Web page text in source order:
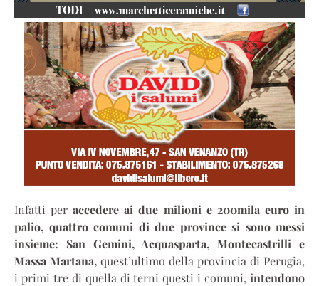
Infatti per accedere ai due milioni e 200mila euro in
palio, quattro comuni di due province si sono messi
insieme: San Gemini, Acquasparta, Montecastrilli e
Massa Martana, quest’ultimo della provincia di Perugia,
i primi tre di quella di terni questi i comuni, intendono